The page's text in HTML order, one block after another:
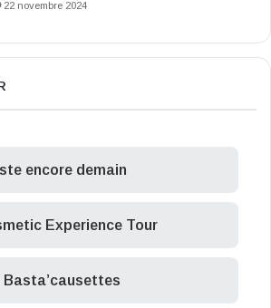
22 novembre 2024
encore demain
Experience Tour
Basta’causettes